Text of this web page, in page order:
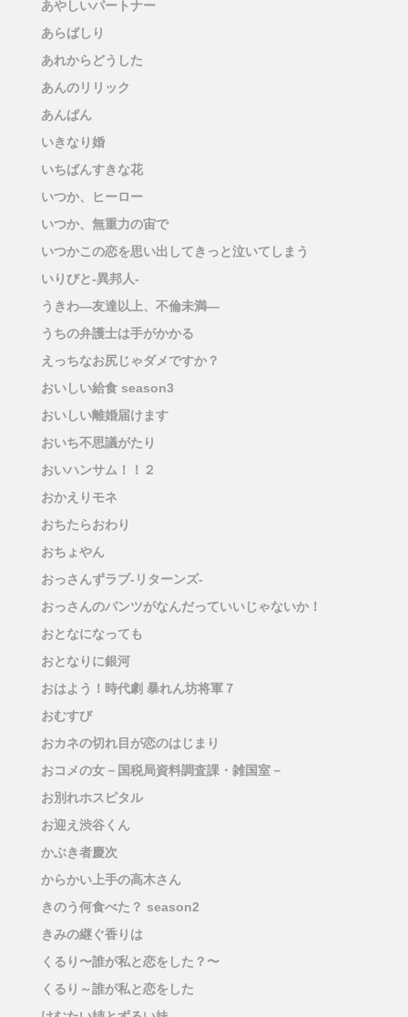
あやしいパートナー
あらばしり
あれからどうした
あんのリリック
あんぱん
いきなり婚
いちばんすきな花
いつか、ヒーロー
いつか、無重力の宙で
いつかこの恋を思い出してきっと泣いてしまう
いりびと-異邦人-
うきわ―友達以上、不倫未満―
うちの弁護士は手がかかる
えっちなお尻じゃダメですか？
おいしい給食 season3
おいしい離婚届けます
おいち不思議がたり
おいハンサム！！２
おかえりモネ
おちたらおわり
おちょやん
おっさんずラブ-リターンズ-
おっさんのパンツがなんだっていいじゃないか！
おとなになっても
おとなりに銀河
おはよう！時代劇 暴れん坊将軍７
おむすび
おカネの切れ目が恋のはじまり
おコメの女－国税局資料調査課・雑国室－
お別れホスピタル
お迎え渋谷くん
かぶき者慶次
からかい上手の高木さん
きのう何食べた？ season2
きみの継ぐ香りは
くるり〜誰が私と恋をした？〜
くるり～誰が私と恋をした